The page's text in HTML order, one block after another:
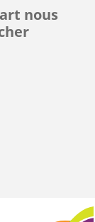
nous